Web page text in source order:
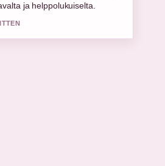
medioiden tulisi